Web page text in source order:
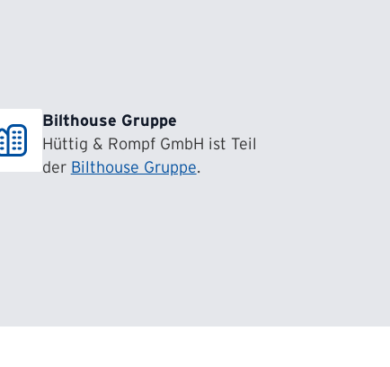
Bilthouse Gruppe
Hüttig & Rompf GmbH ist Teil
der Bilthouse Gruppe.